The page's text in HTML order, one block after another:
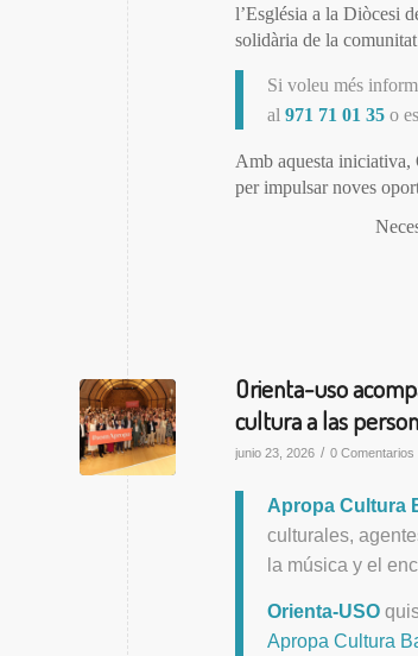
l’Església a la Diòcesi
solidària de la
Si voleu més
al 971 71 01 35 o
Amb aquesta
per impulsar noves
Orienta-uso
cultura a las
junio 23, 2026 / 0 Comentarios
Apropa Cultura
culturales,
la música y el
Orienta-USO
Apropa Cultura